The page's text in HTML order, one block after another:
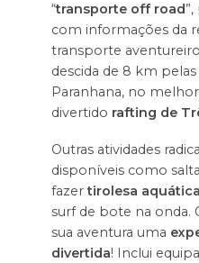
“transporte off road
com informações da
transporte
descida de 8 km
Paranhana, no
divertido rafting de
Outras atividades
disponíveis como
fazertirolesa aquática
surf de bote na onda.
sua aventura uma
divertida! Inclui